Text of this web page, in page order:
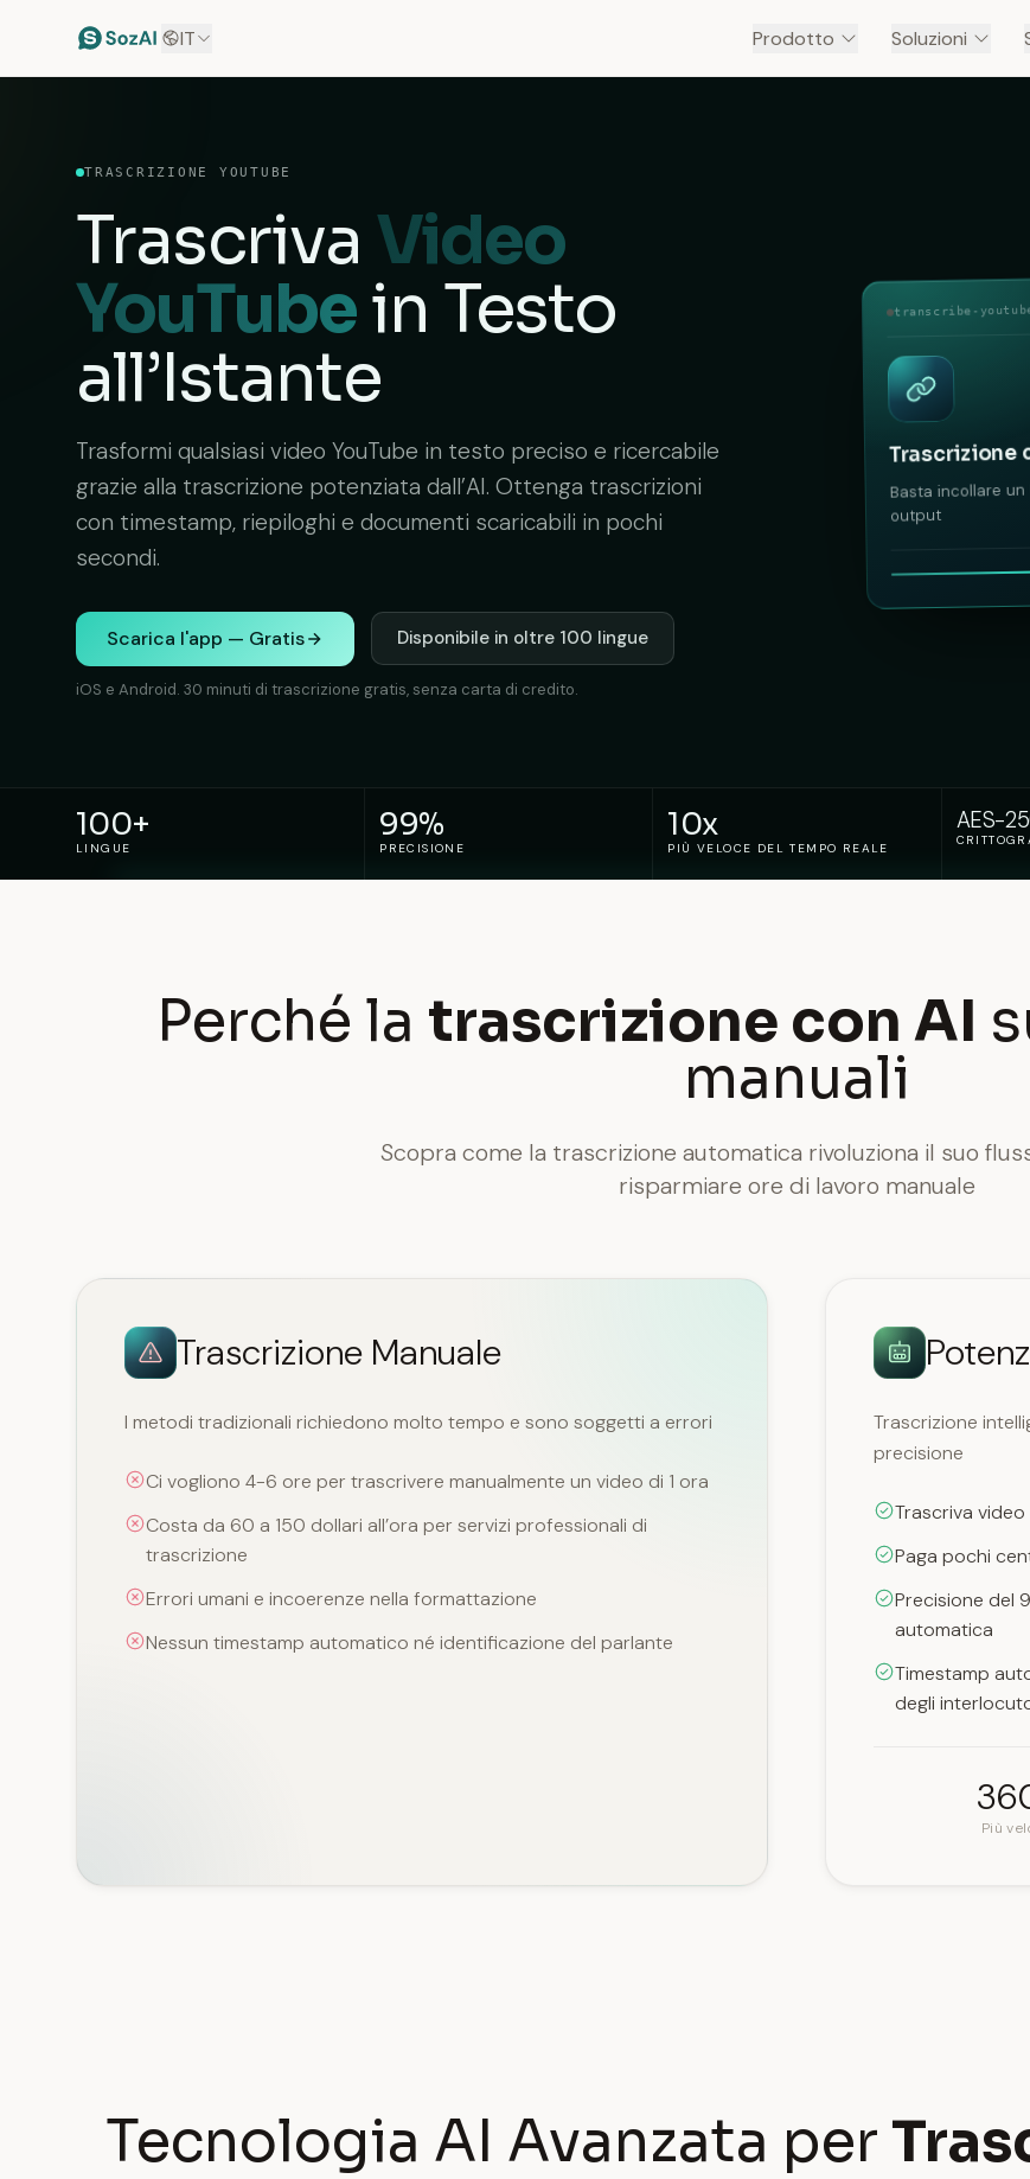
IT Prodotto Soluzioni
TRASCRIZIONE YOUTUBE
Trascriva Video
YouTubein Testo
all’Istante
Trasformi qualsiasi video YouTube in testo preciso e ricercabile
grazie alla trascrizione potenziata dall’AI. Ottenga trascrizioni
con timestamp, riepiloghi e documenti scaricabili in pochi
secondi.
Scarica l'app — Gratis
iOS e Android. 30 minuti di trascrizione gratis, senza carta di credito.
Disponibile in oltre 100 lingue
transcribe-
Trascrizione
Basta incollare
output
100+
LINGUE
99%
PRECISIONE
10x
PIÙ VELOCE DEL TEMPO REALE
AES-
Perché la trascrizione con AI
manuali
Scopra come la trascrizione automatica rivoluziona il suo
risparmiare ore di lavoro manuale
Trascrizione Manuale
I metodi tradizionali richiedono molto tempo e sono soggetti a errori
Ci vogliono 4-6 ore per trascrivere manualmente un video di 1 ora
Costa da 60 a 150 dollari all’ora per servizi professionali di
trascrizione
Errori umani e incoerenze nella formattazione
Nessun timestamp automatico né identificazione del parlante
Trascrizione
precisione
Trascriva
Paga pochi
Precisione del
automatica
Timestamp
degli
Più
Tecnologia AI Avanzata per